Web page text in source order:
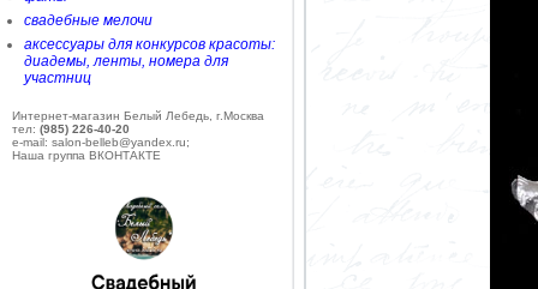
свадебные мелочи
аксессуары для конкурсов красоты:
диадемы, ленты, номера для
участниц
Интернет-магазин Белый Лебедь, г.Москва
тел: (985) 226-40-20
e-mail: salon-belleb@yandex.ru;
Наша группа ВКОНТАКТЕ